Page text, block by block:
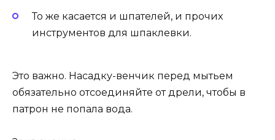
То же касается и шпателей, и прочих
инструментов для шпаклевки.
Это важно. Насадку-венчик перед мытьем
обязательно отсоединяйте от дрели, чтобы в
патрон не попала вода.